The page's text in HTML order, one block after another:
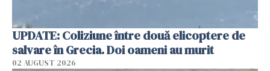
UPDATE: Coliziune între două elicoptere de
salvare în Grecia. Doi oameni au murit
02 AUGUST 2026